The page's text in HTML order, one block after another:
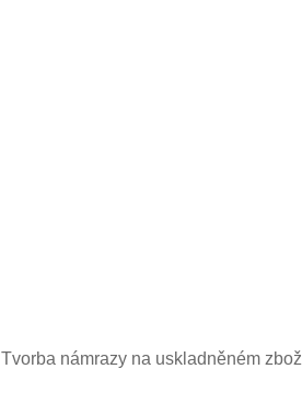
Tvorba námrazy na uskladněném